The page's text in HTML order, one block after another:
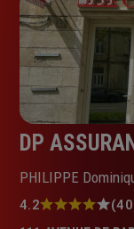
DP
PHILIPPE
Note
4.2